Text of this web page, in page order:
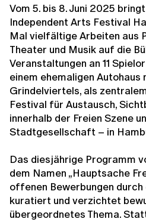
Vom 5. bis 8. Juni 2025
Independent Arts Festival
Mal vielfältige Arbeiten aus
Theater und Musik auf die
Veranstaltungen an 11
einem ehemaligen Autohaus
Grindelviertels, als
Festival für Austausch,
innerhalb der Freien Szene
Stadtgesellschaft – in
Das diesjährige Programm
dem Namen „Hauptsache
offenen Bewerbungen durch
kuratiert und verzichtet
übergeordnetes Thema.